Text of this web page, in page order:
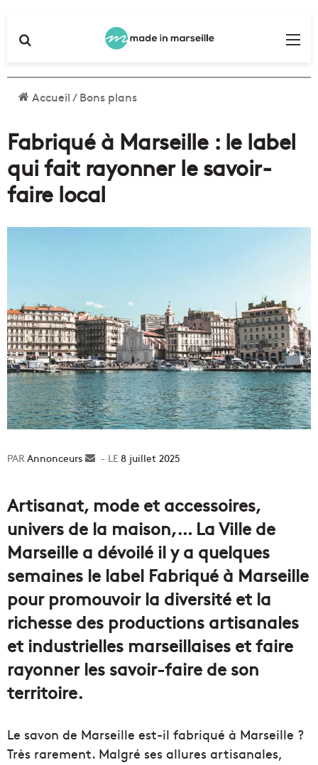
Accueil/Bons plans
Fabriqué à Marseille : le label
qui fait rayonner le savoir-
faire local
Annonceurs
Envoyer8 juillet 2025
Artisanat, mode et accessoires,
univers de la maison,… La Ville de
Marseille a dévoilé il y a quelques
semaines le label Fabriqué à Marseille
pour promouvoir la diversité et la
richesse des productions artisanales
et industrielles marseillaises et faire
rayonner les savoir-faire de son
territoire.
Le savon de Marseille est-il fabriqué à Marseille ?
Très rarement. Malgré ses allures artisanales,